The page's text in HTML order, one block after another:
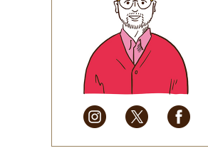
2025年7月(37)
2025年6月(48)
2025年5月
(41)
2025年4月
(32)
2025年3月(31)
2025年2月
(28)
2025年1月
(34)